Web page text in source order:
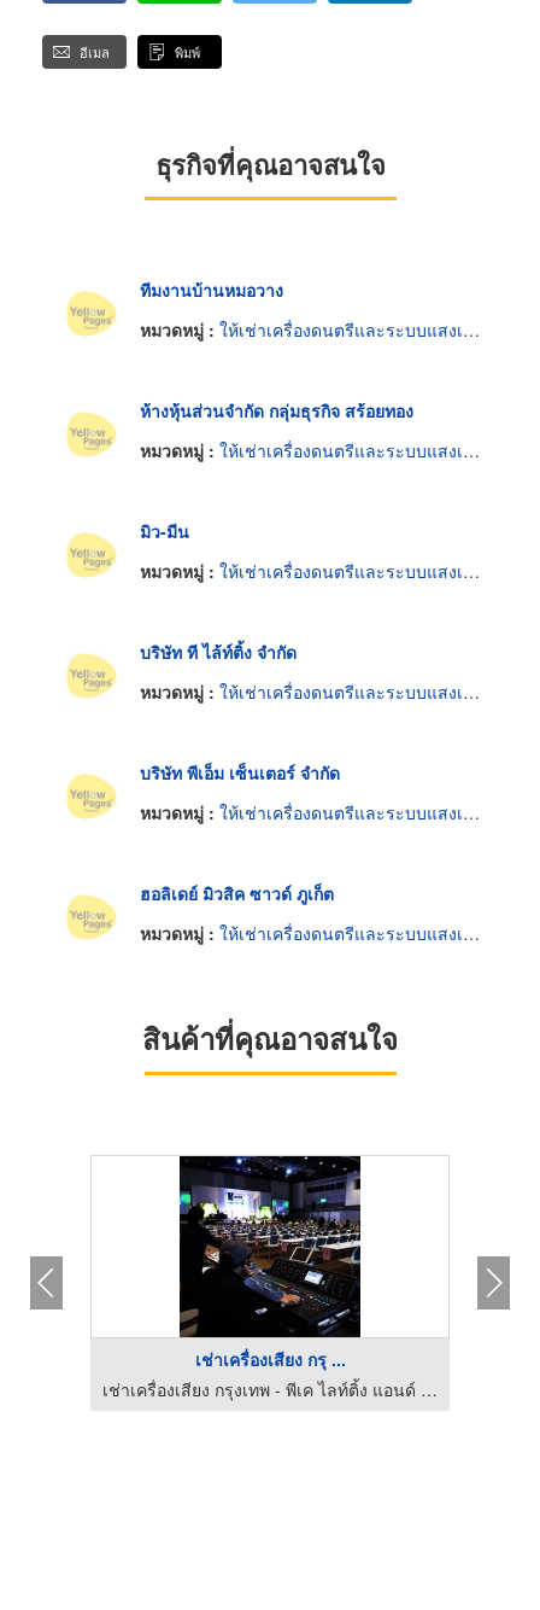
อีเมล พิมพ์
ธุรกิจที่คุณอาจสนใจ
ทีมงานบ้านหมอวาง
หมวดหมู่ : ให้เช่าเครื่องดนตรีและระบบแสงเสียง
ห้างหุ้นส่วนจำกัด กลุ่มธุรกิจ สร้อยทอง
หมวดหมู่ : ให้เช่าเครื่องดนตรีและระบบแสงเสียง
มิว-มีน
หมวดหมู่ : ให้เช่าเครื่องดนตรีและระบบแสงเสียง
บริษัท ที ไล้ท์ติ้ง จำกัด
หมวดหมู่ : ให้เช่าเครื่องดนตรีและระบบแสงเสียง
บริษัท พีเอ็ม เซ็นเตอร์ จำกัด
หมวดหมู่ : ให้เช่าเครื่องดนตรีและระบบแสงเสียง
ฮอลิเดย์ มิวสิค ซาวด์ ภูเก็ต
หมวดหมู่ : ให้เช่าเครื่องดนตรีและระบบแสงเสียง
สินค้าที่คุณอาจสนใจ
เช่าเครื่องเสียง กรุ ...
เช่าเครื่องเสียง กรุงเทพ - พีเค ไลท์ติ้ง แอนด์ ซาวด์